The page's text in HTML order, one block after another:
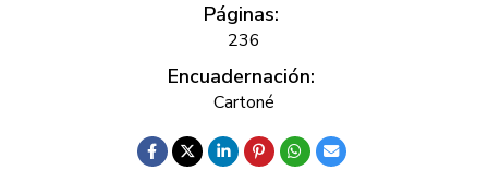
Páginas:
236
Encuadernación:
Cartoné